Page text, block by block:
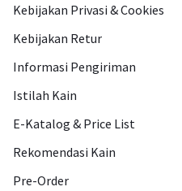
Kebijakan Privasi & Cookies
Kebijakan Retur
Informasi Pengiriman
Istilah Kain
E-Katalog & Price List
Rekomendasi Kain
Pre-Order